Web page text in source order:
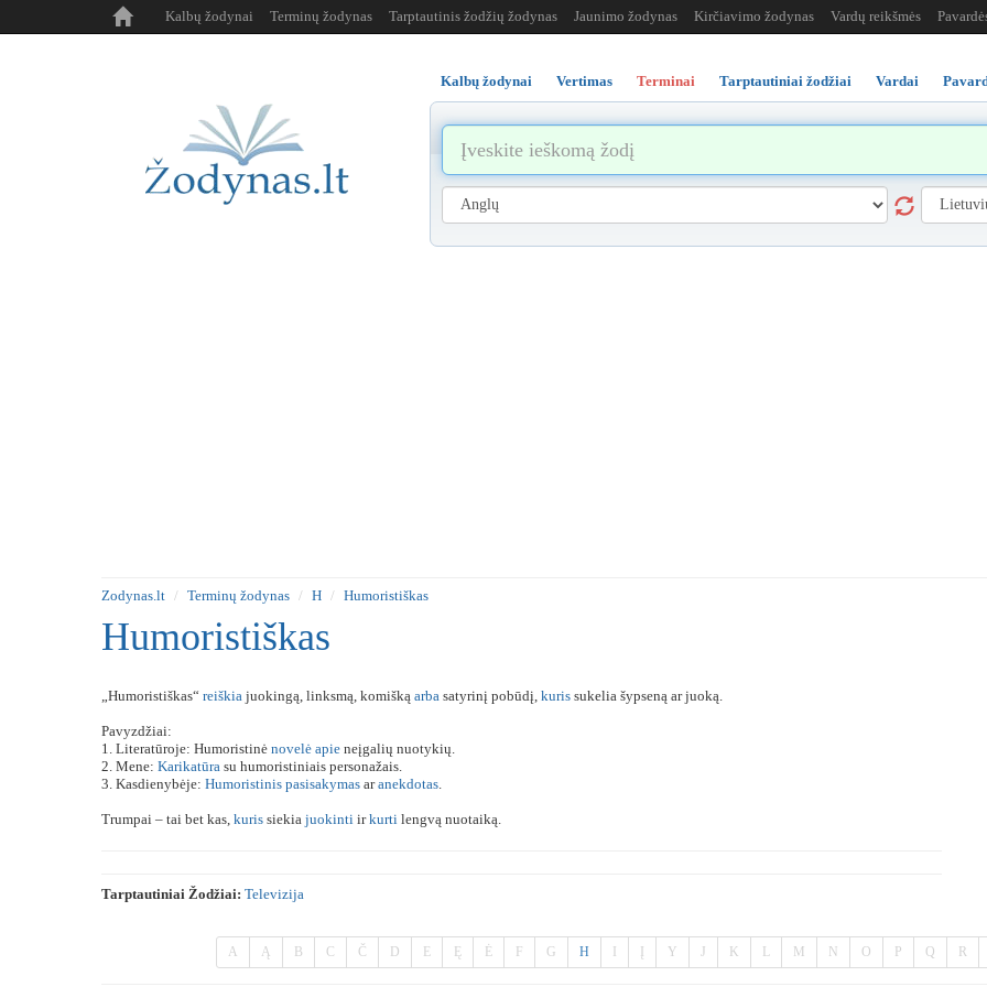
Kalbų žodynai Terminų žodynas Tarptautinis žodžių žodynas Jaunimo žodynas Kirčiavimo žodynas Vardų reikšmės
Kalbų žodynai Vertimas Terminai Tarptautiniai žodžiai Vardai
Zodynas.lt Terminų žodynas H Humoristiškas
Humoristiškas
„Humoristiškas“ reiškia juokingą, linksmą, komišką arba satyrinį pobūdį, kuris sukelia šypseną ar juoką.
Pavyzdžiai:
1. Literatūroje: Humoristinė novelė apie neįgalių nuotykių.
2. Mene: Karikatūra su humoristiniais personažais.
3. Kasdienybėje: Humoristinis pasisakymas aranekdotas.
Trumpai – tai bet kas, kuris siekia juokinti irkurti lengvą nuotaiką.
Tarptautiniai Žodžiai: Televizija
A Ą B C Č D E Ę Ė F G H Y J K L M N O P Q R